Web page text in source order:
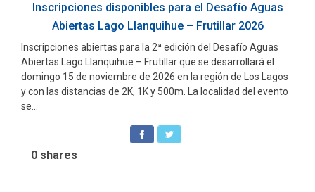
Inscripciones disponibles para el Desafío Aguas
Abiertas Lago Llanquihue – Frutillar 2026
Inscripciones abiertas para la 2ª edición del Desafío Aguas
Abiertas Lago Llanquihue – Frutillar que se desarrollará el
domingo 15 de noviembre de 2026 en la región de Los Lagos
y con las distancias de 2K, 1K y 500m. La localidad del evento
se...
0 shares